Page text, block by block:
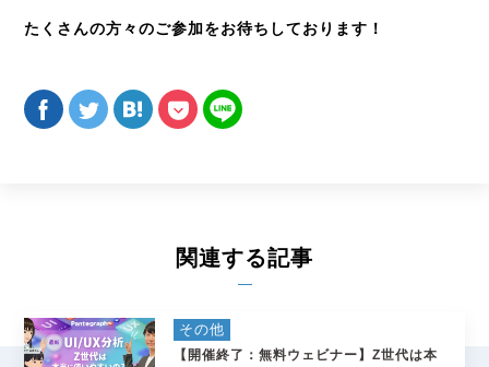
たくさんの方々のご参加をお待ちしております！
関連する記事
その他
【開催終了：無料ウェビナー】Z世代は本